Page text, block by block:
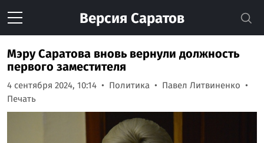
Версия Саратов
Мэру Саратова вновь вернули должность
первого заместителя
4 сентября 2024, 10:14 Политика
Павел Литвиненко
Печать